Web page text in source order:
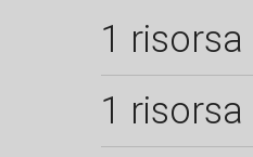
1 risorsa
1 risorsa